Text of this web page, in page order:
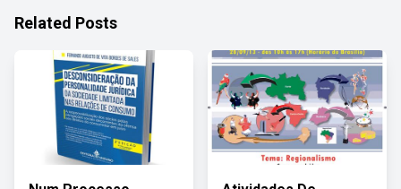
Related Posts